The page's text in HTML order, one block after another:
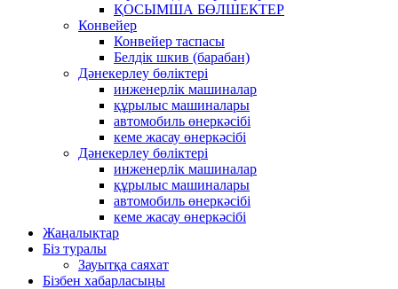
ҚОСЫМША БӨЛШЕКТЕР
Конвейер
Конвейер таспасы
Белдік шкив (барабан)
Дәнекерлеу бөліктері
инженерлік машиналар
құрылыс машиналары
автомобиль өнеркәсібі
кеме жасау өнеркәсібі
Дәнекерлеу бөліктері
инженерлік машиналар
құрылыс машиналары
автомобиль өнеркәсібі
кеме жасау өнеркәсібі
Жаңалықтар
Біз туралы
Зауытқа саяхат
Бізбен хабарласыңы